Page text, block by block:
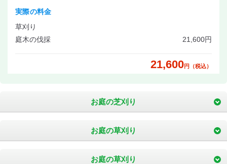
実際の料金
草刈り
庭木の伐採
21,600円
21,600円（税込）
お庭の芝刈り
お庭の草刈り
お庭の草刈り